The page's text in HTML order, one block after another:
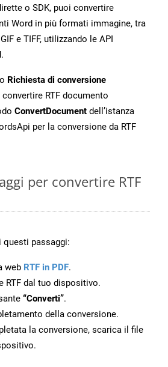
o SDK, puoi convertire
Word in più formati immagine, tra
e TIFF, utilizzando le API
Richiesta di conversione
convertire RTF documento
ConvertDocument dell’istanza
per la conversione da RTF
per convertire RTF
questi passaggi:
web RTF in PDF.
RTF dal tuo dispositivo.
“Converti”.
della conversione.
la conversione, scarica il file